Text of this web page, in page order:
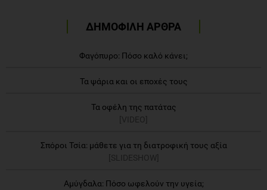
ΔΗΜΟΦΙΛΗ ΑΡΘΡΑ
Φαγόπυρο: Πόσο καλό κάνει;
Τα ψάρια και οι εποχές τους
Τα οφέλη της πατάτας
[VIDEO]
Σπόροι Τσία: μάθετε για τη διατροφική τους αξία
[SLIDESHOW]
Αμύγδαλα: Πόσο ωφελούν την υγεία;